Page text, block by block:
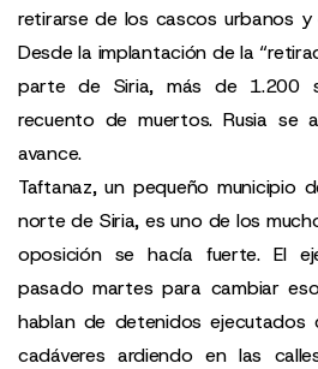
retirarse de los cascos urbanos
Desde la implantación de la
parte de Siria, más de 1.200
recuento de muertos. Rusia se
avance.
Taftanaz, un pequeño municipio
norte de Siria, es uno de los
oposición se hacía fuerte. El
pasado martes para cambiar
hablan de detenidos
cadáveres ardiendo en las